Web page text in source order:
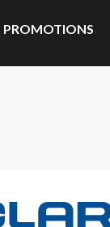
PROMOTIONS